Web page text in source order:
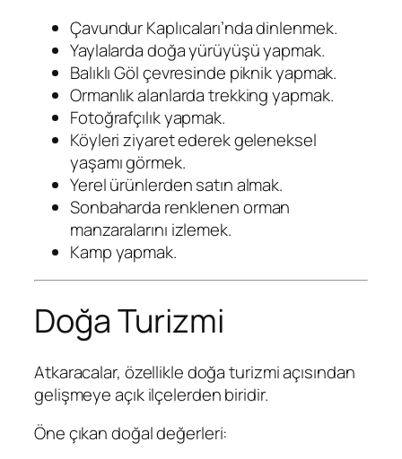
Çavundur Kaplıcaları’nda dinlenmek.
Yaylalarda doğa yürüyüşü yapmak.
Balıklı Göl çevresinde piknik yapmak.
Ormanlık alanlarda trekking yapmak.
Fotoğrafçılık yapmak.
Köyleri ziyaret ederek geleneksel
yaşamı görmek.
Yerel ürünlerden satın almak.
Sonbaharda renklenen orman
manzaralarını izlemek.
Kamp yapmak.
Doğa Turizmi
Atkaracalar, özellikle doğa turizmi açısından
gelişmeye açık ilçelerden biridir.
Öne çıkan doğal değerleri: